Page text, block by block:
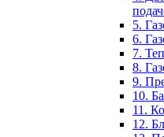
5.
6.
7.
8.
9.
10.
11.
12.